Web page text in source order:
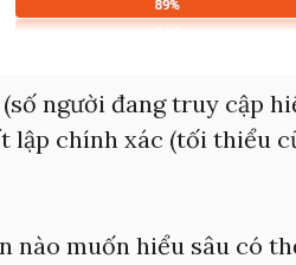
(số người đang truy cập
lập chính xác (tối thiểu
nào muốn hiểu sâu có